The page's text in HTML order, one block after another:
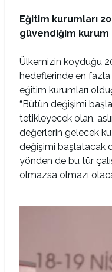
Eğitim kurumları
güvendiğim kurum
Ülkemizin koyduğu
hedeflerinde en fazla
eğitim kurumları
“Bütün değişimi
tetikleyecek olan,
değerlerin gelecek
değişimi başlatacak
yönden de bu tür
olmazsa olmazı